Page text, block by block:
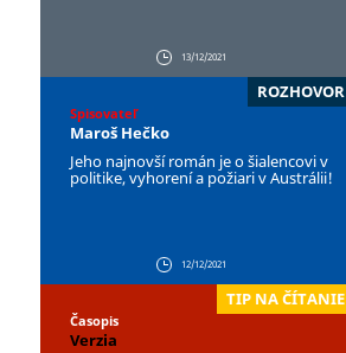
13/12/2021
ROZHOVOR
Spisovateľ
Maroš Hečko
Jeho najnovší román je o šialencovi v
politike, vyhorení a požiari v Austrálii!
12/12/2021
TIP NA ČÍTANIE
Časopis
Verzia